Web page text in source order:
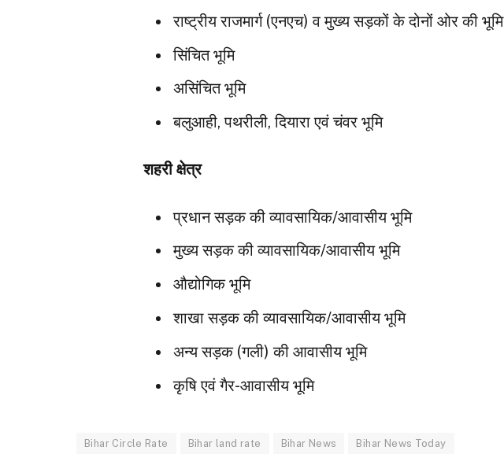
राष्ट्रीय राजमार्ग (एनएच) व मुख्य सड़कों के दोनों ओर की भूमि
सिंचित भूमि
असिंचित भूमि
बलुआही, पथरीली, दियारा एवं चंवर भूमि
शहरी क्षेत्र
प्रधान सड़क की व्यावसायिक/आवासीय भूमि
मुख्य सड़क की व्यावसायिक/आवासीय भूमि
औद्योगिक भूमि
शाखा सड़क की व्यावसायिक/आवासीय भूमि
अन्य सड़क (गली) की आवासीय भूमि
कृषि एवं गैर-आवासीय भूमि
Bihar Circle Rate Bihar land rate Bihar News Bihar News Today